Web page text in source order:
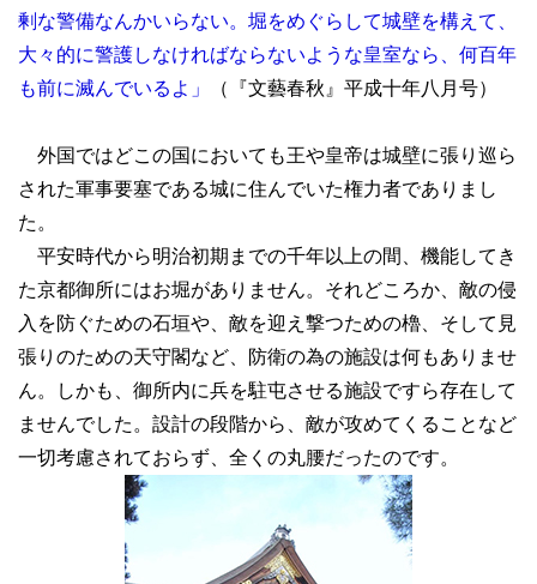
剰な警備なんかいらない。堀をめぐらして城壁を構えて、
大々的に警護しなければならないような皇室なら、何百年
も前に滅んでいるよ」
（『文藝春秋』平成十年八月号）
外国ではどこの国においても王や皇帝は城壁に張り巡ら
された軍事要塞である城に住んでいた権力者でありまし
た。
平安時代から明治初期までの千年以上の間、機能してき
た京都御所にはお堀がありません。それどころか、敵の侵
入を防ぐための石垣や、敵を迎え撃つための櫓、そして見
張りのための天守閣など、防衛の為の施設は何もありませ
ん。しかも、御所内に兵を駐屯させる施設ですら存在して
ませんでした。設計の段階から、敵が攻めてくることなど
一切考慮されておらず、全くの丸腰だったのです。